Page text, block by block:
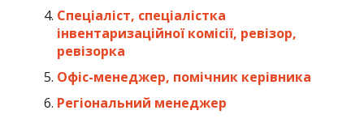
Спеціаліст, спеціалістка
інвентаризаційної комісії, ревізор,
ревізорка
Офіс-менеджер, помічник керівника
Регіональний менеджер